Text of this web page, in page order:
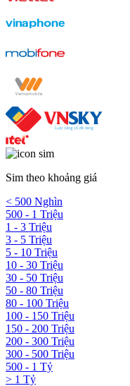
Sim theo khoảng giá
< 500 Nghìn
500 - 1 Triệu
1 - 3 Triệu
3 - 5 Triệu
5 - 10 Triệu
10 - 30 Triệu
30 - 50 Triệu
50 - 80 Triệu
80 - 100 Triệu
100 - 150 Triệu
150 - 200 Triệu
200 - 300 Triệu
300 - 500 Triệu
500 - 1 Tỷ
> 1 Tỷ